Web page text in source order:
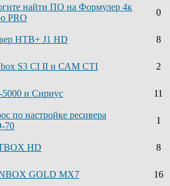
найти ПО на Формулер 4к
PRO
0
НТВ+ J1 HD 8
S3 CI II и САМ СТІ 2
и Сириус 11
по настройке ресивера
70
1
HD 8
GOLD MX7 16